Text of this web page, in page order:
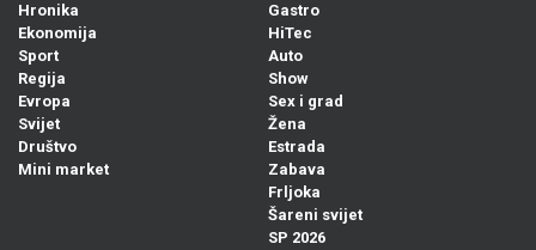
Hronika
Ekonomija
Sport
Regija
Evropa
Svijet
Društvo
Mini market
Gastro
HiTec
Auto
Show
Sex i grad
Žena
Estrada
Zabava
Frljoka
Šareni svijet
SP 2026